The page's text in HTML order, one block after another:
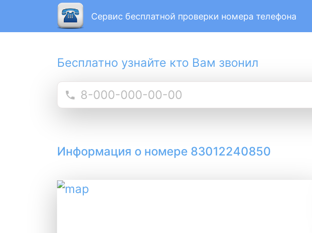
Сервис бесплатной проверки номера телефона
Бесплатно узнайте кто Вам звонил
Информация о номере 83012240850